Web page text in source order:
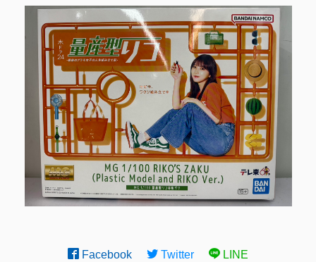
Facebook Twitter LINE